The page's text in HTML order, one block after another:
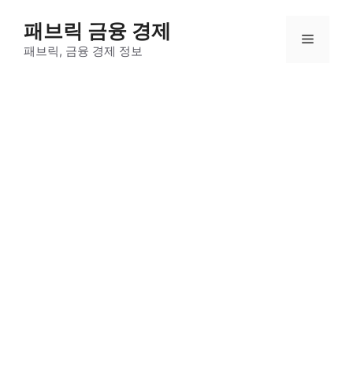
패브릭 금융 경제
패브릭, 금융 경제 정보
메